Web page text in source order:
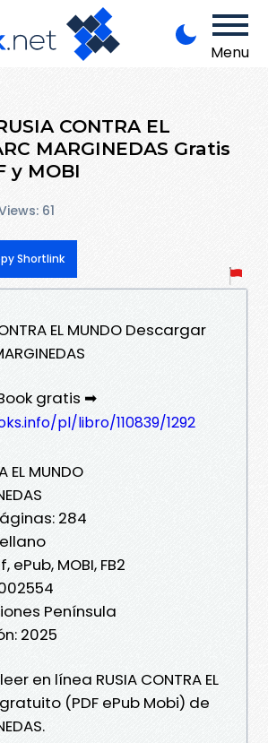
Menu
CONTRA EL
MARGINEDAS Gratis
y MOBI
61
Shortlink
EL MUNDO Descargar
gratis ➡
pl/libro/110839/1292
EL MUNDO
284
ePub, MOBI, FB2
Península
2025
en línea RUSIA CONTRA EL
gratuito (PDF ePub Mobi) de